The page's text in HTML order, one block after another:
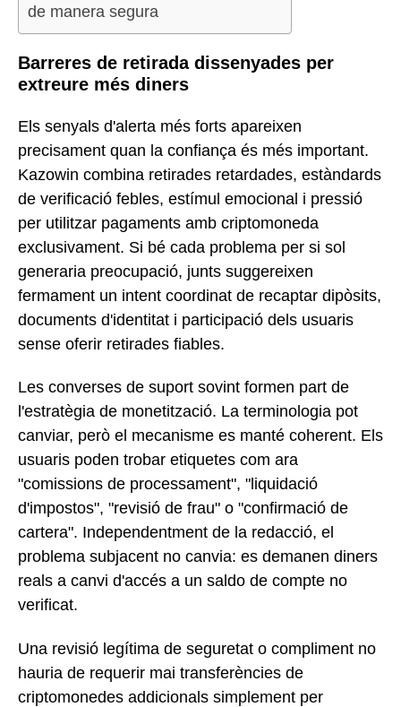
de manera segura
Barreres de retirada dissenyades per
extreure més diners
Els senyals d'alerta més forts apareixen
precisament quan la confiança és més important.
Kazowin combina retirades retardades, estàndards
de verificació febles, estímul emocional i pressió
per utilitzar pagaments amb criptomoneda
exclusivament. Si bé cada problema per si sol
generaria preocupació, junts suggereixen
fermament un intent coordinat de recaptar dipòsits,
documents d'identitat i participació dels usuaris
sense oferir retirades fiables.
Les converses de suport sovint formen part de
l'estratègia de monetització. La terminologia pot
canviar, però el mecanisme es manté coherent. Els
usuaris poden trobar etiquetes com ara
"comissions de processament", "liquidació
d'impostos", "revisió de frau" o "confirmació de
cartera". Independentment de la redacció, el
problema subjacent no canvia: es demanen diners
reals a canvi d'accés a un saldo de compte no
verificat.
Una revisió legítima de seguretat o compliment no
hauria de requerir mai transferències de
criptomonedes addicionals simplement per